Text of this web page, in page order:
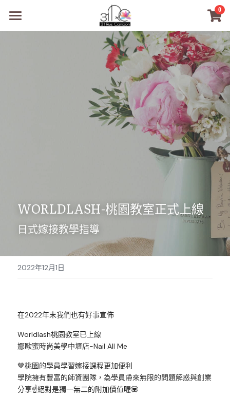
0
31RC日本美甲美睫學院
PreMedi眼部護理
PreMedi眼部護理
小紅書款
扁毛調色
日式扁毛
W型睫毛
彩色睫毛
WORLDLASH
睫毛黑膠
睫毛前處裡
睫毛提拉
睫毛夾子
睫毛周邊
睫毛保養
絕版彩睫
絕版圓毛
絕版W型
日本OMD美甲品牌
凝膠筆刷
凝膠機器
修甲磨棒
教學教室
NEA睫毛協會
繁體中文
註冊/登入
WORLDLASH-桃園教室正式上線
日式嫁接教學指導
2022年12月1日
在2022年末我們也有好事宣佈
Worldlash桃園教室已上線
娜歐蜜時尚美學中壢店-Nail All Me
🤎桃園的學員學習嫁接課程更加便利
學院擁有豐富的師資團隊，為學員帶來無限的問題解惑與創業
分享☝️絕對是獨一無二的附加價值喔💟
×
商品分類